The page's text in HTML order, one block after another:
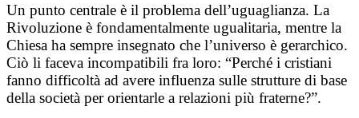
Un punto centrale è il problema dell’uguaglianza. La
Rivoluzione è fondamentalmente ugualitaria, mentre la
Chiesa ha sempre insegnato che l’universo è gerarchico.
Ciò li faceva incompatibili fra loro: “Perché i cristiani
fanno difficoltà ad avere influenza sulle strutture di base
della società per orientarle a relazioni più fraterne?”.